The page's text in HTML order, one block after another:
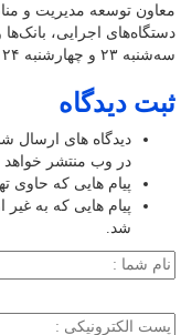
معاون توسعه مدیریت و
دستگاه‌های اجرایی،
سه‌شنبه ۲۳ و چهارشنبه ۲۴ تیرماه خبر داد.
ثبت دیدگاه
دیدگاه های ارسال
در وب منتشر خواهد
پیام هایی که حاوی
پیام هایی که به
شد.